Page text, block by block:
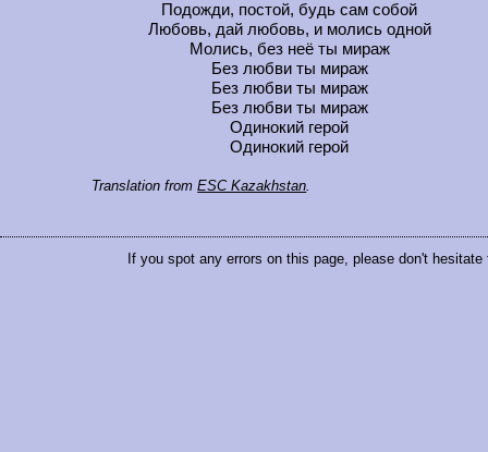
Подожди, постой, будь сам собой
Любовь, дай любовь, и молись одной
Молись, без неё ты мираж
Без любви ты мираж
Без любви ты мираж
Без любви ты мираж
Одинокий герой
Одинокий герой
Translation fromESC Kazakhstan.
If you spot any errors on this page, please don't